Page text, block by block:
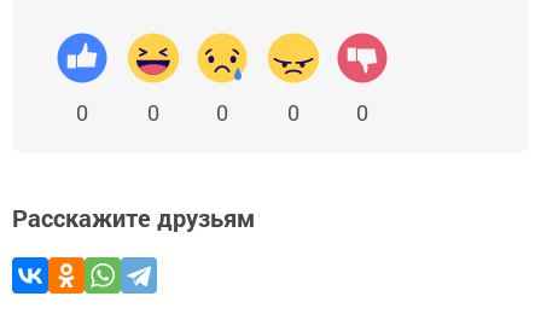
0 0 0 0 0
Расскажите друзьям